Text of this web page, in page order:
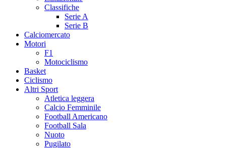
Classifiche
Serie A
Serie B
Calciomercato
Motori
F1
Motociclismo
Basket
Ciclismo
Altri Sport
Atletica leggera
Calcio Femminile
Football Americano
Football Sala
Nuoto
Pugilato